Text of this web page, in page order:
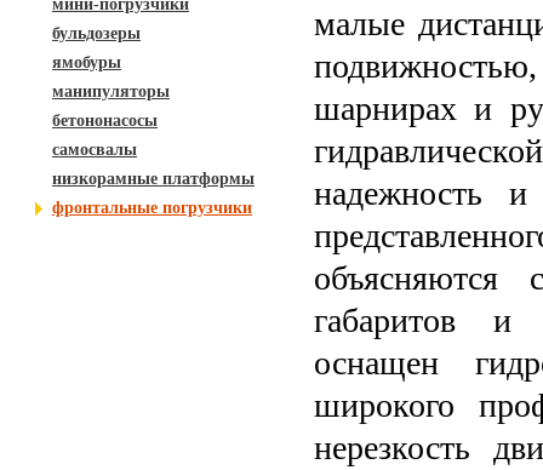
мини-погрузчики
бульдозеры
ямобуры
манипуляторы
бетононасосы
самосвалы
низкорамные платформы
фронтальные погрузчики
малые
шарнирах и
надежность и
объясняются
габаритов и
оснащен
широкого
нерезкость